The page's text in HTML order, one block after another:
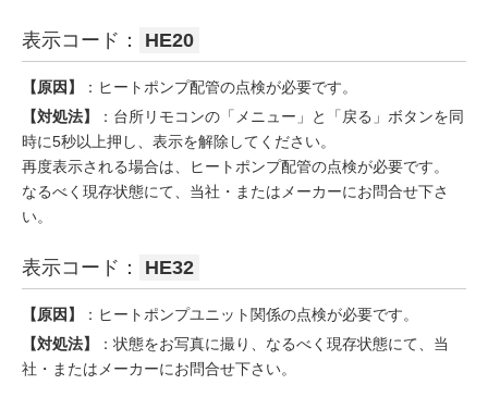
表示コード： HE20
【原因】
：ヒートポンプ配管の点検が必要です。
【対処法】
：台所リモコンの「メニュー」と「戻る」ボタンを同
時に5秒以上押し、表示を解除してください。
再度表示される場合は、ヒートポンプ配管の点検が必要です。
なるべく現存状態にて、当社・またはメーカーにお問合せ下さ
い。
表示コード： HE32
【原因】
：ヒートポンプユニット関係の点検が必要です。
【対処法】
：状態をお写真に撮り、なるべく現存状態にて、当
社・またはメーカーにお問合せ下さい。